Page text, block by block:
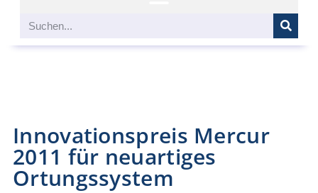
Innovationspreis Mercur
2011 für neuartiges
Ortungssystem